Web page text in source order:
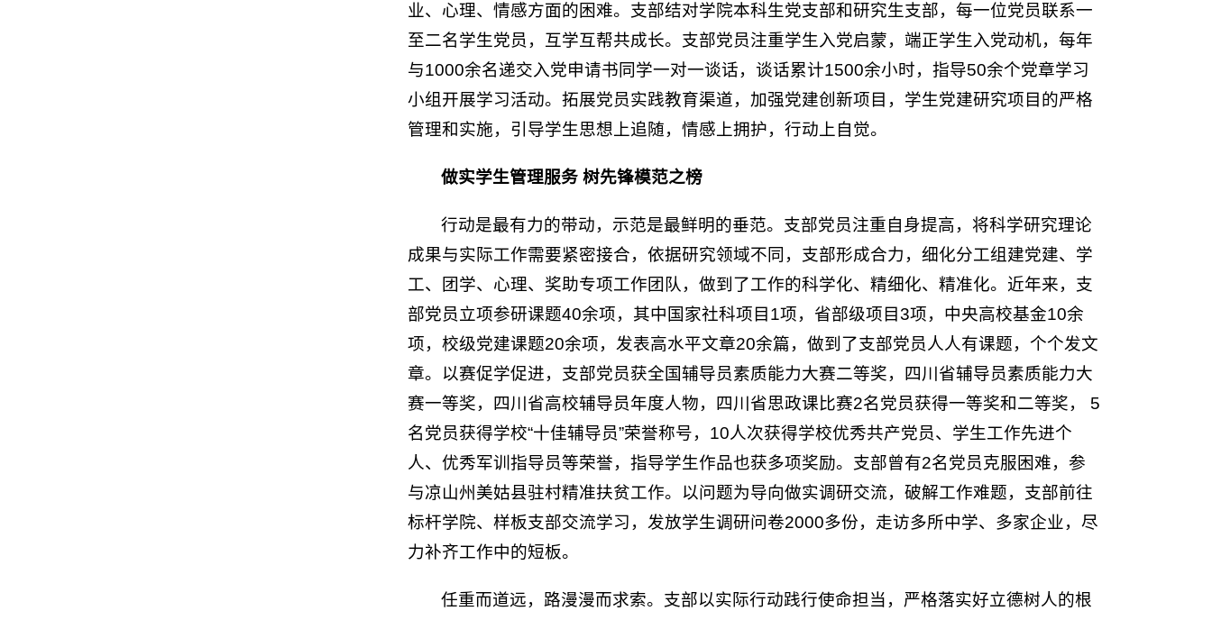
业、心理、情感方面的困难。支部结对学院本科生党支部和研究生支部，每一位党员联系一
至二名学生党员，互学互帮共成长。支部党员注重学生入党启蒙，端正学生入党动机，每年
与1000余名递交入党申请书同学一对一谈话，谈话累计1500余小时，指导50余个党章学习
小组开展学习活动。拓展党员实践教育渠道，加强党建创新项目，学生党建研究项目的严格
管理和实施，引导学生思想上追随，情感上拥护，行动上自觉。
做实学生管理服务 树先锋模范之榜
行动是最有力的带动，示范是最鲜明的垂范。支部党员注重自身提高，将科学研究理论
成果与实际工作需要紧密接合，依据研究领域不同，支部形成合力，细化分工组建党建、学
工、团学、心理、奖助专项工作团队，做到了工作的科学化、精细化、精准化。近年来，支
部党员立项参研课题40余项，其中国家社科项目1项，省部级项目3项，中央高校基金10余
项，校级党建课题20余项，发表高水平文章20余篇，做到了支部党员人人有课题，个个发文
章。以赛促学促进，支部党员获全国辅导员素质能力大赛二等奖，四川省辅导员素质能力大
赛一等奖，四川省高校辅导员年度人物，四川省思政课比赛2名党员获得一等奖和二等奖， 5
名党员获得学校“十佳辅导员”荣誉称号，10人次获得学校优秀共产党员、学生工作先进个
人、优秀军训指导员等荣誉，指导学生作品也获多项奖励。支部曾有2名党员克服困难，参
与凉山州美姑县驻村精准扶贫工作。以问题为导向做实调研交流，破解工作难题，支部前往
标杆学院、样板支部交流学习，发放学生调研问卷2000多份，走访多所中学、多家企业，尽
力补齐工作中的短板。
任重而道远，路漫漫而求索。支部以实际行动践行使命担当，严格落实好立德树人的根